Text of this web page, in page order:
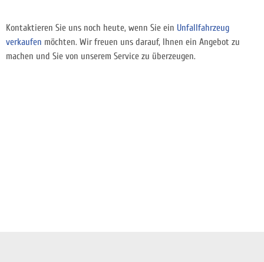
Kontaktieren Sie uns noch heute, wenn Sie ein Unfallfahrzeug
verkaufen möchten. Wir freuen uns darauf, Ihnen ein Angebot zu
machen und Sie von unserem Service zu überzeugen.